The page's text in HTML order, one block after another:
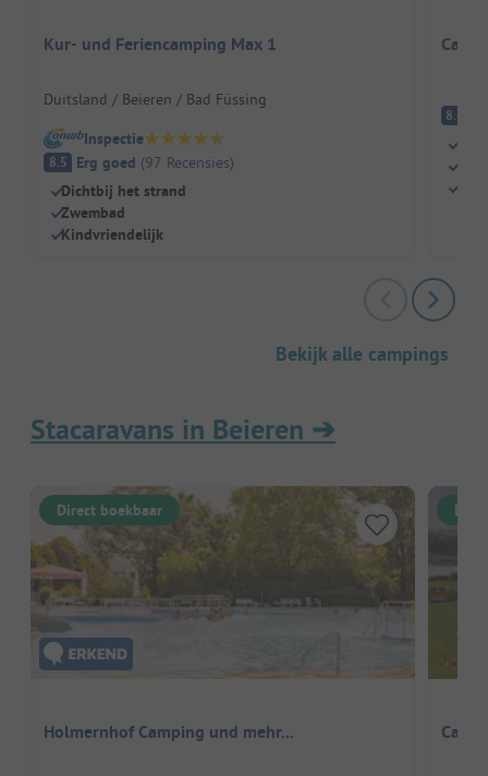
Kur- und Feriencamping Max 1
Duitsland / Beieren / Bad Füssing
Inspectie
8.5 Erg goed (97 Recensies)
Dichtbij het strand
Zwembad
Kindvriendelijk
8.4
Bekijk alle campings
Stacaravans in Beieren ➔
Direct boekbaar
Holmernhof Camping und mehr...